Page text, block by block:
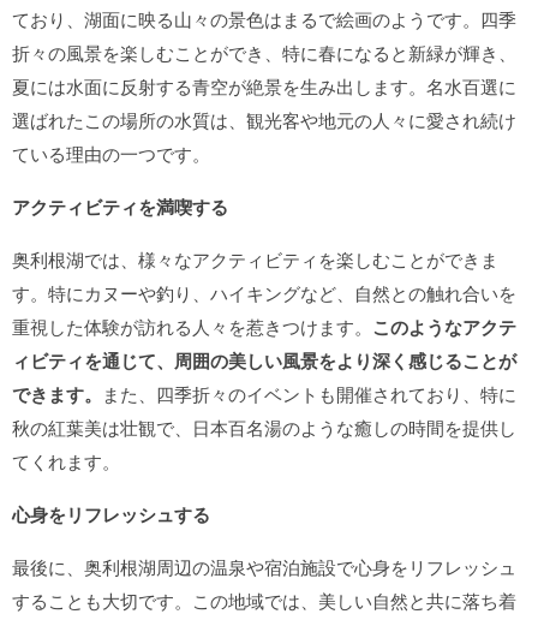
ており、湖面に映る山々の景色はまるで絵画のようです。四季
折々の風景を楽しむことができ、特に春になると新緑が輝き、
夏には水面に反射する青空が絶景を生み出します。名水百選に
選ばれたこの場所の水質は、観光客や地元の人々に愛され続け
ている理由の一つです。
アクティビティを満喫する
奥利根湖では、様々なアクティビティを楽しむことができま
す。特にカヌーや釣り、ハイキングなど、自然との触れ合いを
重視した体験が訪れる人々を惹きつけます。 このようなアクテ
ィビティを通じて、周囲の美しい風景をより深く感じることが
できます。 また、四季折々のイベントも開催されており、特に
秋の紅葉美は壮観で、日本百名湯のような癒しの時間を提供し
てくれます。
心身をリフレッシュする
最後に、奥利根湖周辺の温泉や宿泊施設で心身をリフレッシュ
することも大切です。この地域では、美しい自然と共に落ち着